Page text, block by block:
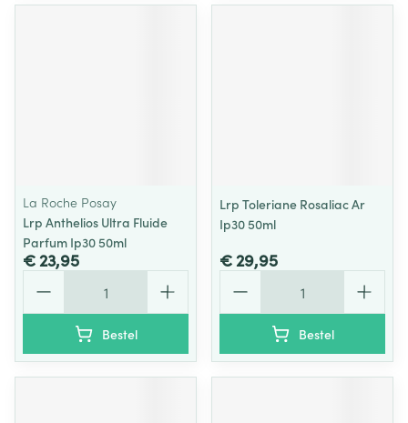
La Roche Posay
Lrp Anthelios Ultra Fluide
Parfum Ip30 50ml
€ 23,95
Bestel
Lrp Toleriane Rosaliac Ar
Ip30 50ml
€ 29,95
Bestel